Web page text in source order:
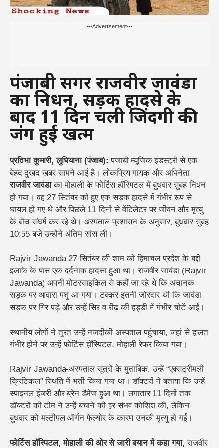
---Advertisement---
पंजाबी सिंगर राजवीर जावंडा
का निधन, सड़क हादसे के
बाद 11 दिन चली जिंदगी की
जंग हुई खत्म
प्रतिभा कुमारी, लुधियाना (पंजाब):पंजाबी म्यूजिक इंडस्ट्री से एक
बेहद दुखद खबर सामने आई है। लोकप्रिय गायक और अभिनेता
राजवीर जावंडाका मोहाली के फोर्टिस हॉस्पिटल में बुधवार सुबह निधन
हो गया। वह 27 सितंबर को हुए एक सड़क हादसे में गंभीर रूप से
घायल हो गए थे और पिछले 11 दिनों से वेंटिलेटर पर जीवन और मृत्यु
के बीच संघर्ष कर रहे थे। अस्पताल प्रशासन के अनुसार, बुधवार सुबह
10:55 बजे उन्होंने अंतिम सांस ली।
Rajvir Jawanda 27 सितंबर की शाम को हिमाचल प्रदेश के बद्दी
इलाके के पास एक दर्दनाक हादसा हुआ था। राजवीर जावंडा (Rajvir
Jawanda) अपनी मोटरसाइकिल से कहीं जा रहे थे कि अचानक
सड़क पर आवारा पशु आ गया। टक्कर इतनी जोरदार थी कि जावंडा
सड़क पर गिर पड़े और उन्हें सिर व रीढ़ की हड्डी में गंभीर चोटें आईं।
स्थानीय लोगों ने तुरंत उन्हें नजदीकी अस्पताल पहुंचाया, जहां से हालत
गंभीर होने पर उन्हें फोर्टिस हॉस्पिटल, मोहाली रेफर किया गया।
Rajvir Jawanda-अस्पताल सूत्रों के मुताबिक, उन्हें “एक्सट्रीमली
क्रिटिकल” स्थिति में भर्ती किया गया था। डॉक्टरों ने बताया कि उन्हें
स्पाइनल इंजरी और ब्रेन डैमेज हुआ था। लगातार 11 दिनों तक
डॉक्टरों की टीम ने उन्हें बचाने की हर संभव कोशिश की, लेकिन
बुधवार को मल्टीपल ऑर्गन फेल्योर के कारण उनकी मृत्यु हो गई।
फोर्टिस हॉस्पिटल, मोहाली की ओर से जारी बयान में कहा गया,राजवीर